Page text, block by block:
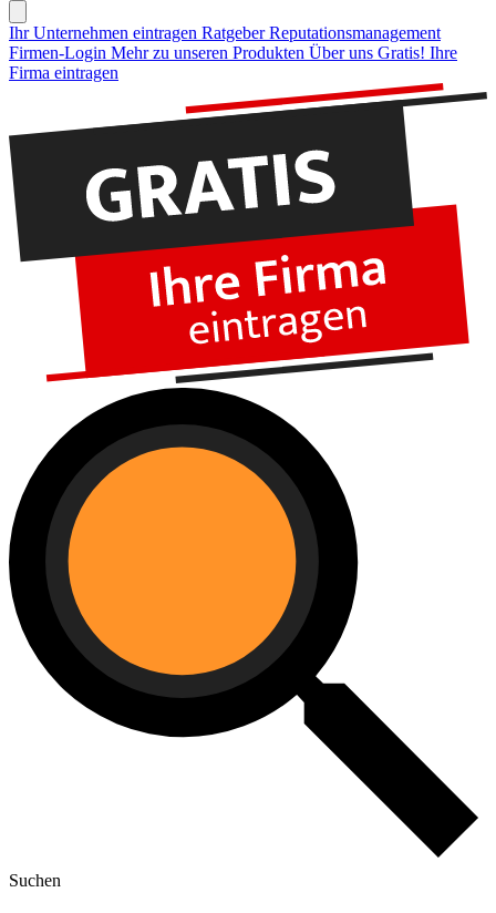
Ihr Unternehmen eintragen Ratgeber Reputationsmanagement
Firmen-Login Mehr zu unseren Produkten Über uns Gratis! Ihre
Firma eintragen
Suchen